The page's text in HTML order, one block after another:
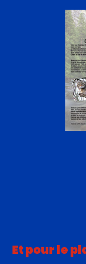
Et pour le